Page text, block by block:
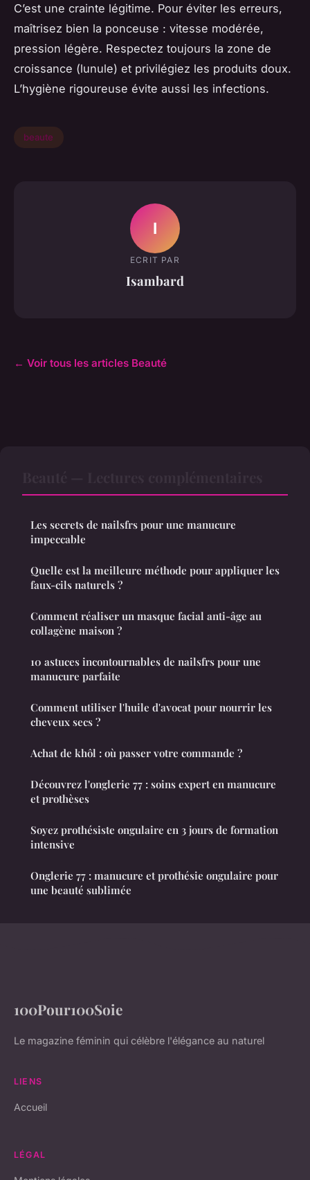
C’est une crainte légitime. Pour éviter les erreurs,
maîtrisez bien la ponceuse : vitesse modérée,
pression légère. Respectez toujours la zone de
croissance (lunule) et privilégiez les produits doux.
L’hygiène rigoureuse évite aussi les infections.
beaute
I
ECRIT PAR
Isambard
← Voir tous les articles Beauté
Les secrets de nailsfrs pour une manucure
impeccable
Quelle est la meilleure méthode pour appliquer les
faux-cils naturels ?
Comment réaliser un masque facial anti-âge au
collagène maison ?
10 astuces incontournables de nailsfrs pour une
manucure parfaite
Comment utiliser l'huile d'avocat pour nourrir les
cheveux secs ?
Achat de khôl : où passer votre commande ?
Découvrez l'onglerie 77 : soins expert en manucure
et prothèses
Soyez prothésiste ongulaire en 3 jours de formation
intensive
Onglerie 77 : manucure et prothésie ongulaire pour
une beauté sublimée
100Pour100Soie
Le magazine féminin qui célèbre l'élégance au naturel
LIENS
Accueil
LÉGAL